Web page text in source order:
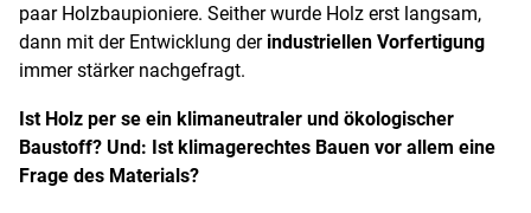
paar Holzbaupioniere. Seither wurde Holz erst langsam,
dann mit der Entwicklung der industriellen Vorfertigung
immer stärker nachgefragt.
Ist Holz per se ein klimaneutraler und ökologischer
Baustoff? Und: Ist klimagerechtes Bauen vor allem eine
Frage des Materials?